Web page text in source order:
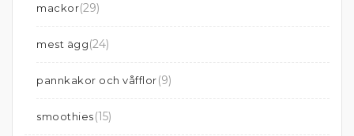
mackor(29)
mest ägg(24)
pannkakor och våfflor(9)
smoothies(15)